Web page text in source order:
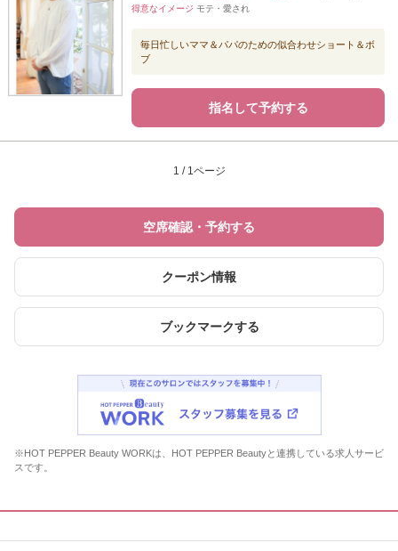
得意なイメージ モテ・愛され
毎日忙しいママ＆パパのための似合わせショート＆ボ
ブ
指名して予約する
1 / 1ページ
空席確認・予約する
クーポン情報
ブックマークする
※HOT PEPPER Beauty WORKは、HOT PEPPER Beautyと連携している求人サービ
スです。